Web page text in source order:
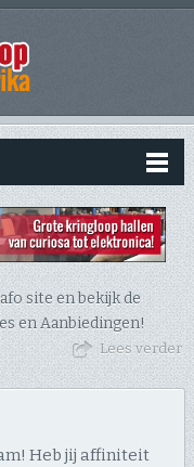
site en bekijk de
en Aanbiedingen!
Lees verder
Heb jij affiniteit